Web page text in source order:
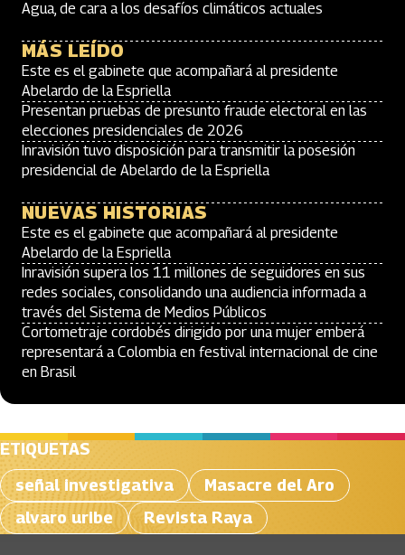
Agua, de cara a los desafíos climáticos actuales
MÁS LEÍDO
Este es el gabinete que acompañará al presidente
Abelardo de la Espriella
Presentan pruebas de presunto fraude electoral en las
elecciones presidenciales de 2026
Inravisión tuvo disposición para transmitir la posesión
presidencial de Abelardo de la Espriella
NUEVAS HISTORIAS
Este es el gabinete que acompañará al presidente
Abelardo de la Espriella
Inravisión supera los 11 millones de seguidores en sus
redes sociales, consolidando una audiencia informada a
través del Sistema de Medios Públicos
Cortometraje cordobés dirigido por una mujer emberá
representará a Colombia en festival internacional de cine
en Brasil
ETIQUETAS
señal investigativa
Masacre del Aro
alvaro uribe
Revista Raya